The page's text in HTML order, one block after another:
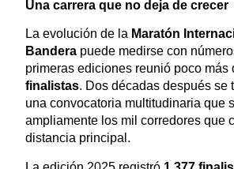
Una carrera que no deja de crecer
La evolución de la Maratón
Banderapuede medirse con
primeras ediciones reunió poco más
finalistas. Dos décadas después se
una convocatoria multitudinaria que
ampliamente los mil corredores que
distancia principal.